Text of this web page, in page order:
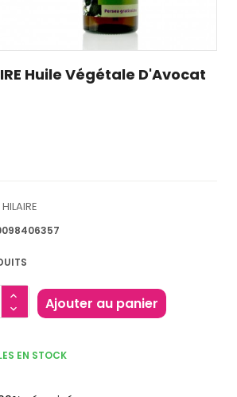
Huile Végétale D'Avocat
Ajouter au panier
EN STOCK